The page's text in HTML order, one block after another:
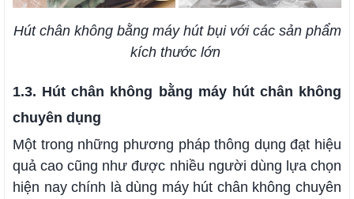
Hút chân không bằng máy hút bụi với các sản phẩm
kích thước lớn
1.3. Hút chân không bằng máy hút chân không
chuyên dụng
Một trong những phương pháp thông dụng đạt hiệu
quả cao cũng như được nhiều người dùng lựa chọn
hiện nay chính là dùng máy hút chân không chuyên